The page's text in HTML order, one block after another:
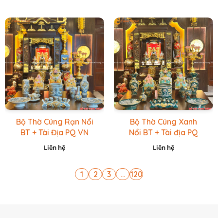
Bộ Thờ Cúng Rạn Nổi
BT + Tài Địa PQ VN
Vàng Caro
Liên hệ
Bộ Thờ Cúng Xanh
Nổi BT + Tài địa PQ
VN Xanh Lục
Liên hệ
1 2 3 ... 120